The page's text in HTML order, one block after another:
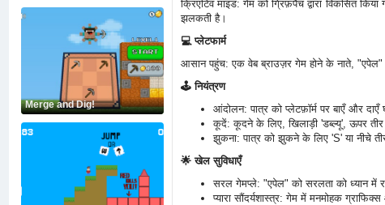
Merge and Dig!
क्रिएटिव माइंड: गेम को ग्रिफ़पैच द्वारा विकसित
झलकती है।
💻 प्लेटफार्म
आसान पहुंच: एक वेब ब्राउज़र गेम होने के नाते, "एपेल"
🕹️ नियंत्रण
आंदोलन: पात्र को प्लेटफ़ॉर्म पर बाएँ और
कूदें: कूदने के लिए, खिलाड़ी 'डब्ल्यू', ऊपर
झुकना: पात्र को झुकने के लिए 'S' या नीचे
🌟 खेल सुविधाएँ
सरल गेमप्ले: "एपेल" को सरलता को ध्यान में
प्यारा सौंदर्यशास्त्र: गेम में मनमोहक